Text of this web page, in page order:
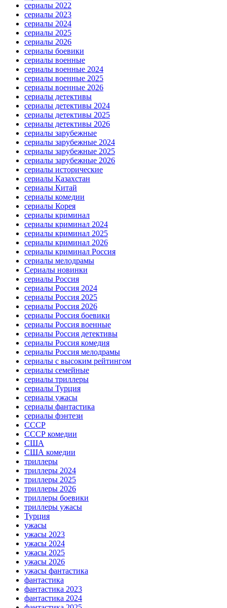
сериалы 2022
сериалы 2023
сериалы 2024
сериалы 2025
сериалы 2026
сериалы боевики
сериалы военные
сериалы военные 2024
сериалы военные 2025
сериалы военные 2026
сериалы детективы
сериалы детективы 2024
сериалы детективы 2025
сериалы детективы 2026
сериалы зарубежные
сериалы зарубежные 2024
сериалы зарубежные 2025
сериалы зарубежные 2026
сериалы исторические
сериалы Казахстан
сериалы Китай
сериалы комедии
сериалы Корея
сериалы криминал
сериалы криминал 2024
сериалы криминал 2025
сериалы криминал 2026
сериалы криминал Россия
сериалы мелодрамы
Сериалы новинки
сериалы Россия
сериалы Россия 2024
сериалы Россия 2025
сериалы Россия 2026
сериалы Россия боевики
сериалы Россия военные
сериалы Россия детективы
сериалы Россия комедия
сериалы Россия мелодрамы
сериалы с высоким рейтингом
сериалы семейные
сериалы триллеры
сериалы Турция
сериалы ужасы
сериалы фантастика
сериалы фэнтези
СССР
СССР комедии
США
США комедии
триллеры
триллеры 2024
триллеры 2025
триллеры 2026
триллеры боевики
триллеры ужасы
Турция
ужасы
ужасы 2023
ужасы 2024
ужасы 2025
ужасы 2026
ужасы фантастика
фантастика
фантастика 2023
фантастика 2024